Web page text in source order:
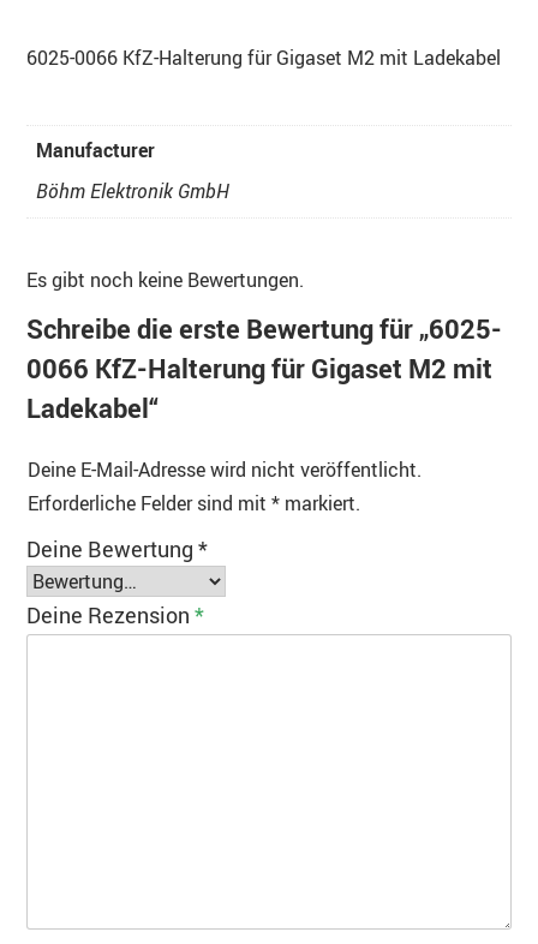
6025-0066 KfZ-Halterung für Gigaset M2 mit Ladekabel
Manufacturer
Böhm Elektronik GmbH
Es gibt noch keine Bewertungen.
Schreibe die erste Bewertung für „6025-
0066 KfZ-Halterung für Gigaset M2 mit
Ladekabel“
Deine E-Mail-Adresse wird nicht veröffentlicht.
Erforderliche Felder sind mit * markiert.
Deine Bewertung *
Deine Rezension *